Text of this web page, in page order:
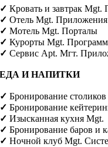
✓ Кровать и завтрак
✓ Отель Mgt. Приложения
✓ Мотель Mgt. Порталы
✓ Курорты Mgt.
✓ Сервис Apt. Мгт.
ЕДА И НАПИТКИ
✓ Бронирование столиков
✓ Бронирование
✓ Изысканная кухня Mgt.
✓ Бронирование баров и
✓ Ночной клуб Mgt.